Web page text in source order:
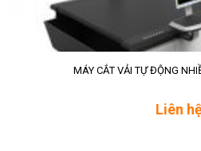
MÁY CẮT VẢI TỰ ĐỘNG
Liên